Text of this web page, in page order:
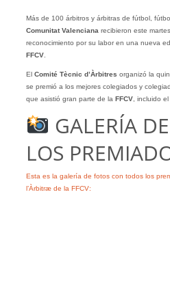
Más de 100 árbitros y árbitras de fútbol,
Comunitat Valenciana recibieron este
reconocimiento por su labor en una nueva
FFCV.
El Comité Tècnic d’Àrbitres organizó la
se premió a los mejores colegiados y
que asistió gran parte de la FFCV, incluido el
GALERÍA
LOS
Esta es la galería de fotos con todos los
l’Àrbitræ de la FFCV: